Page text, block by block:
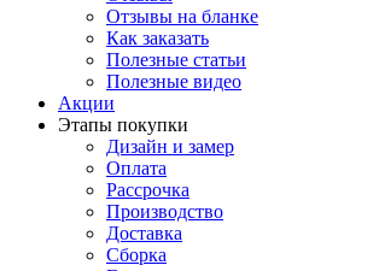
Отзывы на бланке
Как заказать
Полезные статьи
Полезные видео
Акции
Этапы покупки
Дизайн и замер
Оплата
Рассрочка
Производство
Доставка
Сборка